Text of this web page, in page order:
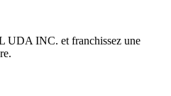
UDA INC. et franchissez une